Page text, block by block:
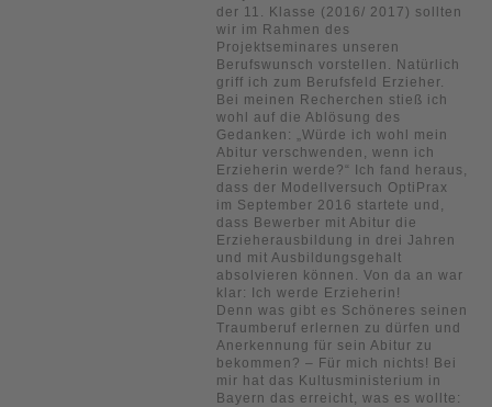
der 11. Klasse (2016/ 2017) sollten
wir im Rahmen des
Projektseminares unseren
Berufswunsch vorstellen. Natürlich
griff ich zum Berufsfeld Erzieher.
Bei meinen Recherchen stieß ich
wohl auf die Ablösung des
Gedanken: „Würde ich wohl mein
Abitur verschwenden, wenn ich
Erzieherin werde?“ Ich fand heraus,
dass der Modellversuch OptiPrax
im September 2016 startete und,
dass Bewerber mit Abitur die
Erzieherausbildung in drei Jahren
und mit Ausbildungsgehalt
absolvieren können. Von da an war
klar: Ich werde Erzieherin!
Denn was gibt es Schöneres seinen
Traumberuf erlernen zu dürfen und
Anerkennung für sein Abitur zu
bekommen? – Für mich nichts! Bei
mir hat das Kultusministerium in
Bayern das erreicht, was es wollte: